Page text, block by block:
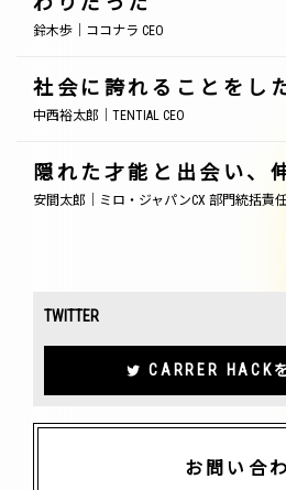
鈴木歩｜ココナラ CEO
社会に誇れることをし
中西裕太郎｜TENTIAL CEO
隠れた才能と出会い、
安間太郎｜ミロ・ジャパンCX 部門統括責
TWITTER
CARRER HACK
お問い合